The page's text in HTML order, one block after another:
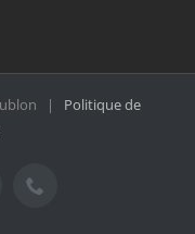
| Politique de